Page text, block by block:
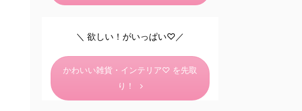
＼ 欲しい！がいっぱい♡／
かわいい雑貨・インテリア♡ を先取
り！